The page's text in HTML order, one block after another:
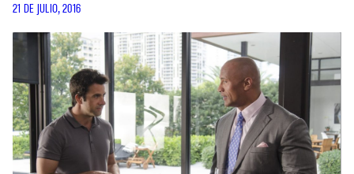
21 DE JULIO, 2016